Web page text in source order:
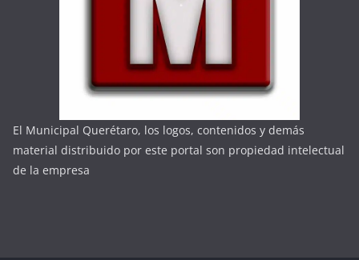
El Municipal Querétaro, los logos, contenidos y demás
material distribuido por este portal son propiedad intelectual
de la empresa